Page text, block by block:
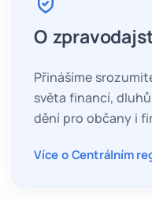
O
Přinášíme
světa financí,
dění pro občany i
Více o Centrálním